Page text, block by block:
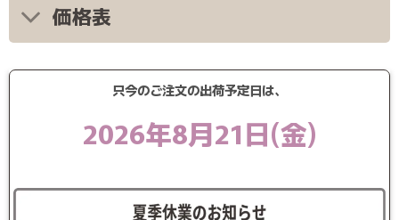
価格表
只今のご注文の出荷予定日は、
2026年8月21日(金)